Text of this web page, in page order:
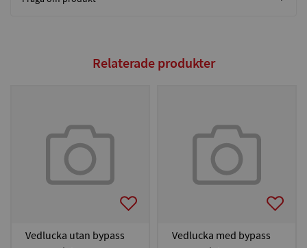
Relaterade produkter
Vedlucka utan bypass
Vedlucka med bypass